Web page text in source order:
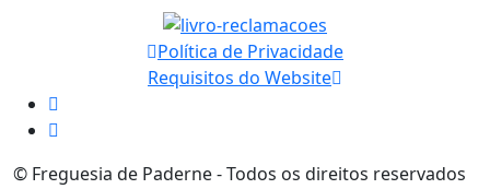
Política de Privacidade
Requisitos do Website
© Freguesia de Paderne - Todos os direitos reservados